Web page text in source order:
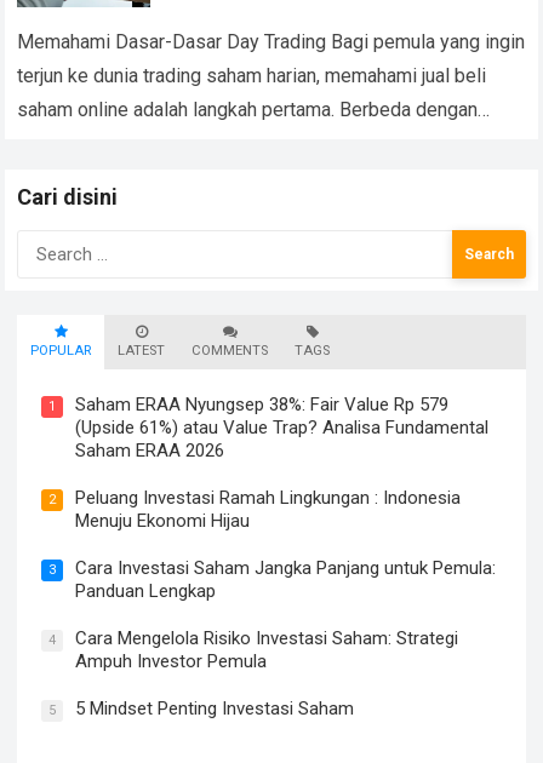
Memahami Dasar-Dasar Day Trading Bagi pemula yang ingin
terjun ke dunia trading saham harian, memahami jual beli
saham online adalah langkah pertama. Berbeda dengan
Cari disini
Search
for:
POPULAR LATEST COMMENTS TAGS
1
Saham ERAA Nyungsep 38%: Fair Value Rp 579
(Upside 61%) atau Value Trap? Analisa Fundamental
Saham ERAA 2026
2
Peluang Investasi Ramah Lingkungan : Indonesia
Menuju Ekonomi Hijau
3
Cara Investasi Saham Jangka Panjang untuk Pemula:
Panduan Lengkap
4
Cara Mengelola Risiko Investasi Saham: Strategi
Ampuh Investor Pemula
5 5 Mindset Penting Investasi Saham